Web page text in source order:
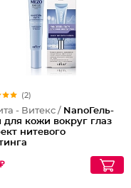
(2)
- Витекс / NanoГель-
для кожи вокруг глаз
нитевого